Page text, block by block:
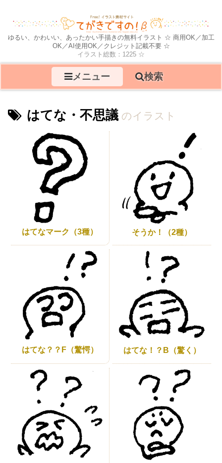
ゆるい、かわいい、あったかい手描きの無料イラスト ☆ 商用OK／加工
OK／AI使用OK／クレジット記載不要 ☆
イラスト総数：1225 ☆
メニュー 検索
はてな・不思議
はてなマーク（3種） そうか！（2種）
はてな？？F（驚愕） はてな！？B（驚く）